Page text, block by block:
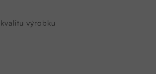
výrobku